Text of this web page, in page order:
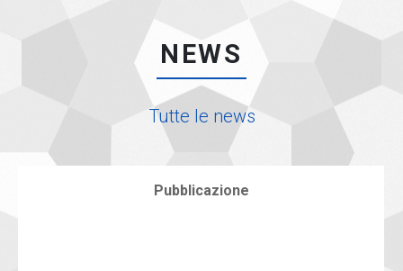
NEWS
Tutte le news
Pubblicazione